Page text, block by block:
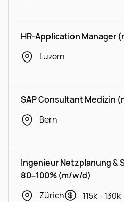
HR-Application Manager
Luzern
SAP Consultant Medizin
Bern
Ingenieur Netzplanung &
80–100% (m/w/d)
Zürich
115k - 130k